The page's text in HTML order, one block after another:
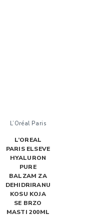
L’Oréal Paris
L’OREAL
PARIS ELSEVE
HYALURON
PURE
BALZAM ZA
DEHIDRIRANU
KOSU KOJA
SE BRZO
MASTI 200ML